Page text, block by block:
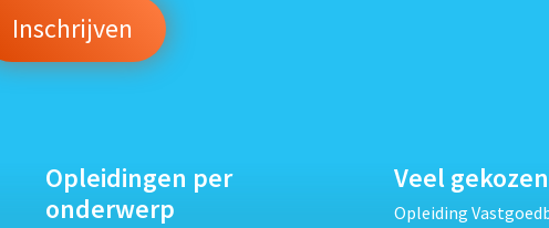
Opleidingen per
onderwerp
Veel
Opleiding